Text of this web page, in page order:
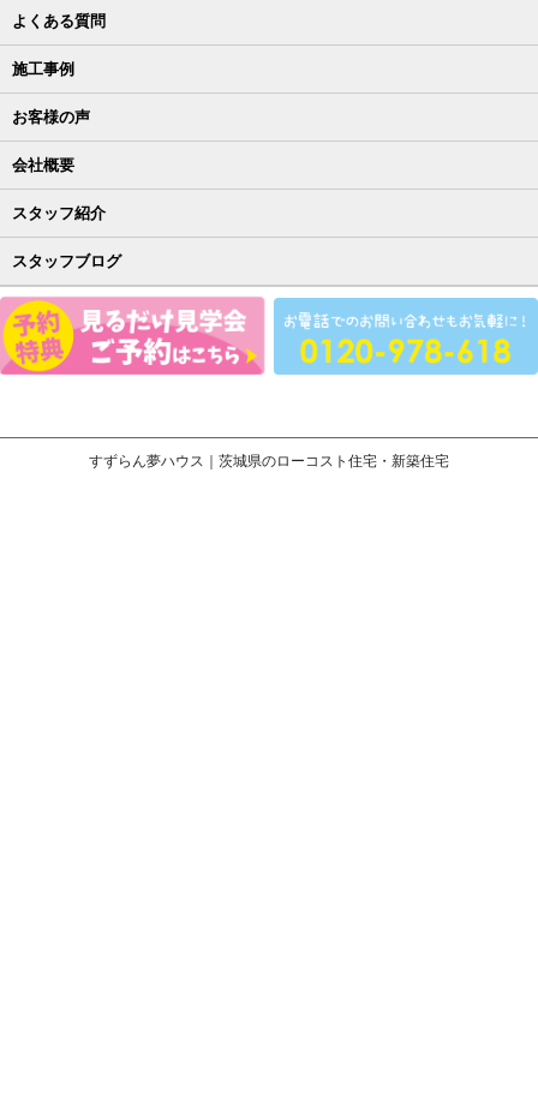
よくある質問
施工事例
お客様の声
会社概要
スタッフ紹介
スタッフブログ
すずらん夢ハウス｜茨城県のローコスト住宅・新築住宅